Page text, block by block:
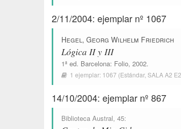
2/11/2004: ejemplar nº 1067
Hegel, Georg Wilhelm Friedrich
Lógica II y III
1ª ed. Barcelona: Folio, 2002.
1 ejemplar: 1067 (Estándar, SALA A2
14/10/2004: ejemplar nº 867
Biblioteca Austral, 45: